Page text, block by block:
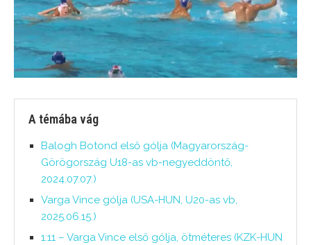
A témába vág
Balogh Botond első gólja (Magyarország-
Görögország U18-as vb-negyeddöntő,
2024.07.07.)
Varga Vince gólja (USA-HUN, U20-as vb,
2025.06.15.)
1:11 – Varga Vince első gólja, ötméteres (KZK-HUN